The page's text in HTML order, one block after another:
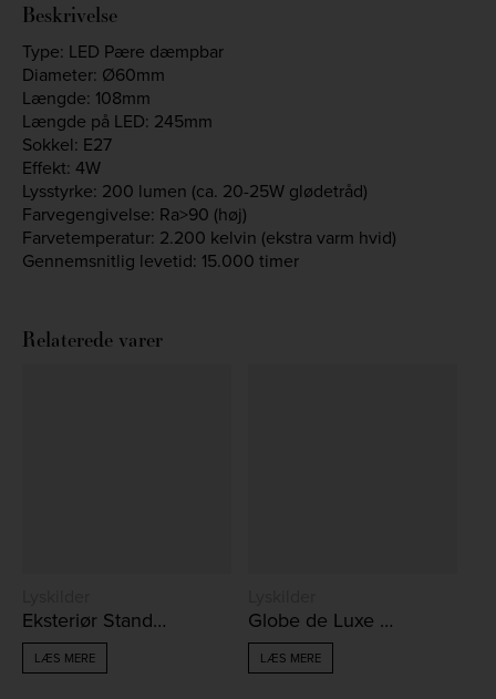
Beskrivelse
Type: LED Pære dæmpbar
Diameter: Ø60mm
Længde: 108mm
Længde på LED: 245mm
Sokkel: E27
Effekt: 4W
Lysstyrke: 200 lumen (ca. 20-25W glødetråd)
Farvegengivelse: Ra>90 (høj)
Farvetemperatur: 2.200 kelvin (ekstra varm hvid)
Gennemsnitlig levetid: 15.000 timer
Relaterede varer
Eksteriør Standard 2,5W
LÆS MERE
Globe de Luxe 4W
LÆS MERE